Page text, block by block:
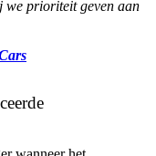
we prioriteit geven aan